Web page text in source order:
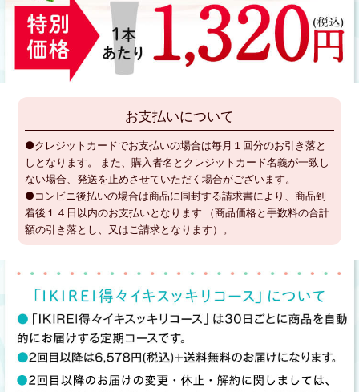
お支払いについて
●クレジットカードでお支払いの場合は毎月１回分のお引き落と
しとなります。 また、購入者名とクレジットカード名義が一致し
ない場合、発送を止めさせていただく場合がございます。
●コンビニ後払いの場合は商品に同封する請求書により、商品到
着後１４日以内のお支払いとなります （商品価格と手数料の合計
額の引き落とし、又はご請求となります）。